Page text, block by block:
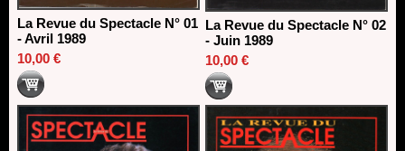
La Revue du Spectacle N° 01
- Avril 1989
10,00 €
La Revue du Spectacle N° 02
- Juin 1989
10,00 €